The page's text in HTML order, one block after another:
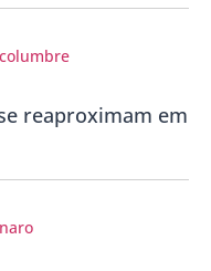
reaproximam em